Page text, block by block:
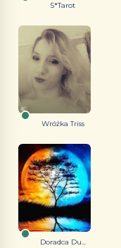
5*Tarot
Wróżka Triss
Doradca Du...